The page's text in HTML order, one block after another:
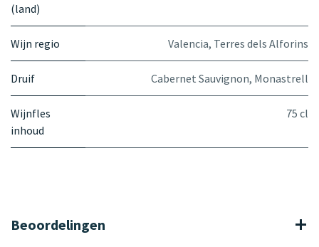
(land)
Wijn regio Valencia, Terres dels Alforins
Druif Cabernet Sauvignon, Monastrell
Wijnfles
inhoud
75 cl
Beoordelingen